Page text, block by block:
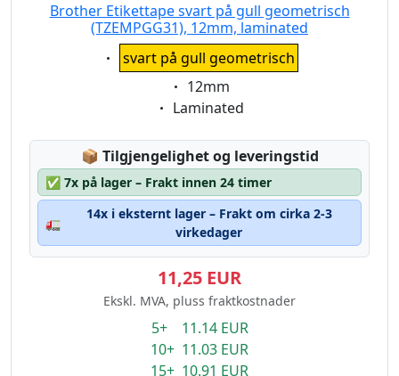
Brother Etikettape svart på gull geometrisch
(TZEMPGG31), 12mm, laminated
Eigenschaft:
svart på gull geometrisch
Eigenschaft:
12mm
Eigenschaft:
Laminated
📦 Lagerstatus:
Tilgjengelighet og leveringstid
✅ 7x på lager – Frakt innen 24 timer
🚛
14x i eksternt lager – Frakt om cirka 2-3
virkedager
11,25 EUR
Ekskl. MVA, pluss fraktkostnader
5+ 11.14 EUR
10+ 11.03 EUR
15+ 10.91 EUR